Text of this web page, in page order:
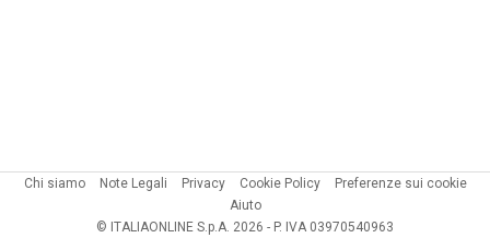
Chi siamo Note Legali Privacy Cookie Policy
Preferenze sui cookie
Aiuto
© ITALIAONLINE S.p.A. 2026 - P. IVA 03970540963